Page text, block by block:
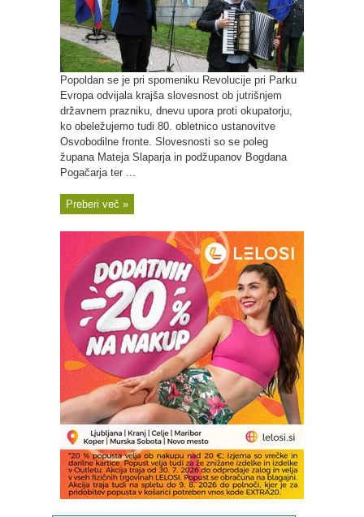
Popoldan se je pri spomeniku Revolucije pri Parku
Evropa odvijala krajša slovesnost ob jutrišnjem
državnem prazniku, dnevu upora proti okupatorju,
ko obeležujemo tudi 80. obletnico ustanovitve
Osvobodilne fronte. Slovesnosti so se poleg
župana Mateja Slaparja in podžupanov Bogdana
Pogačarja ter ...
Preberi več »